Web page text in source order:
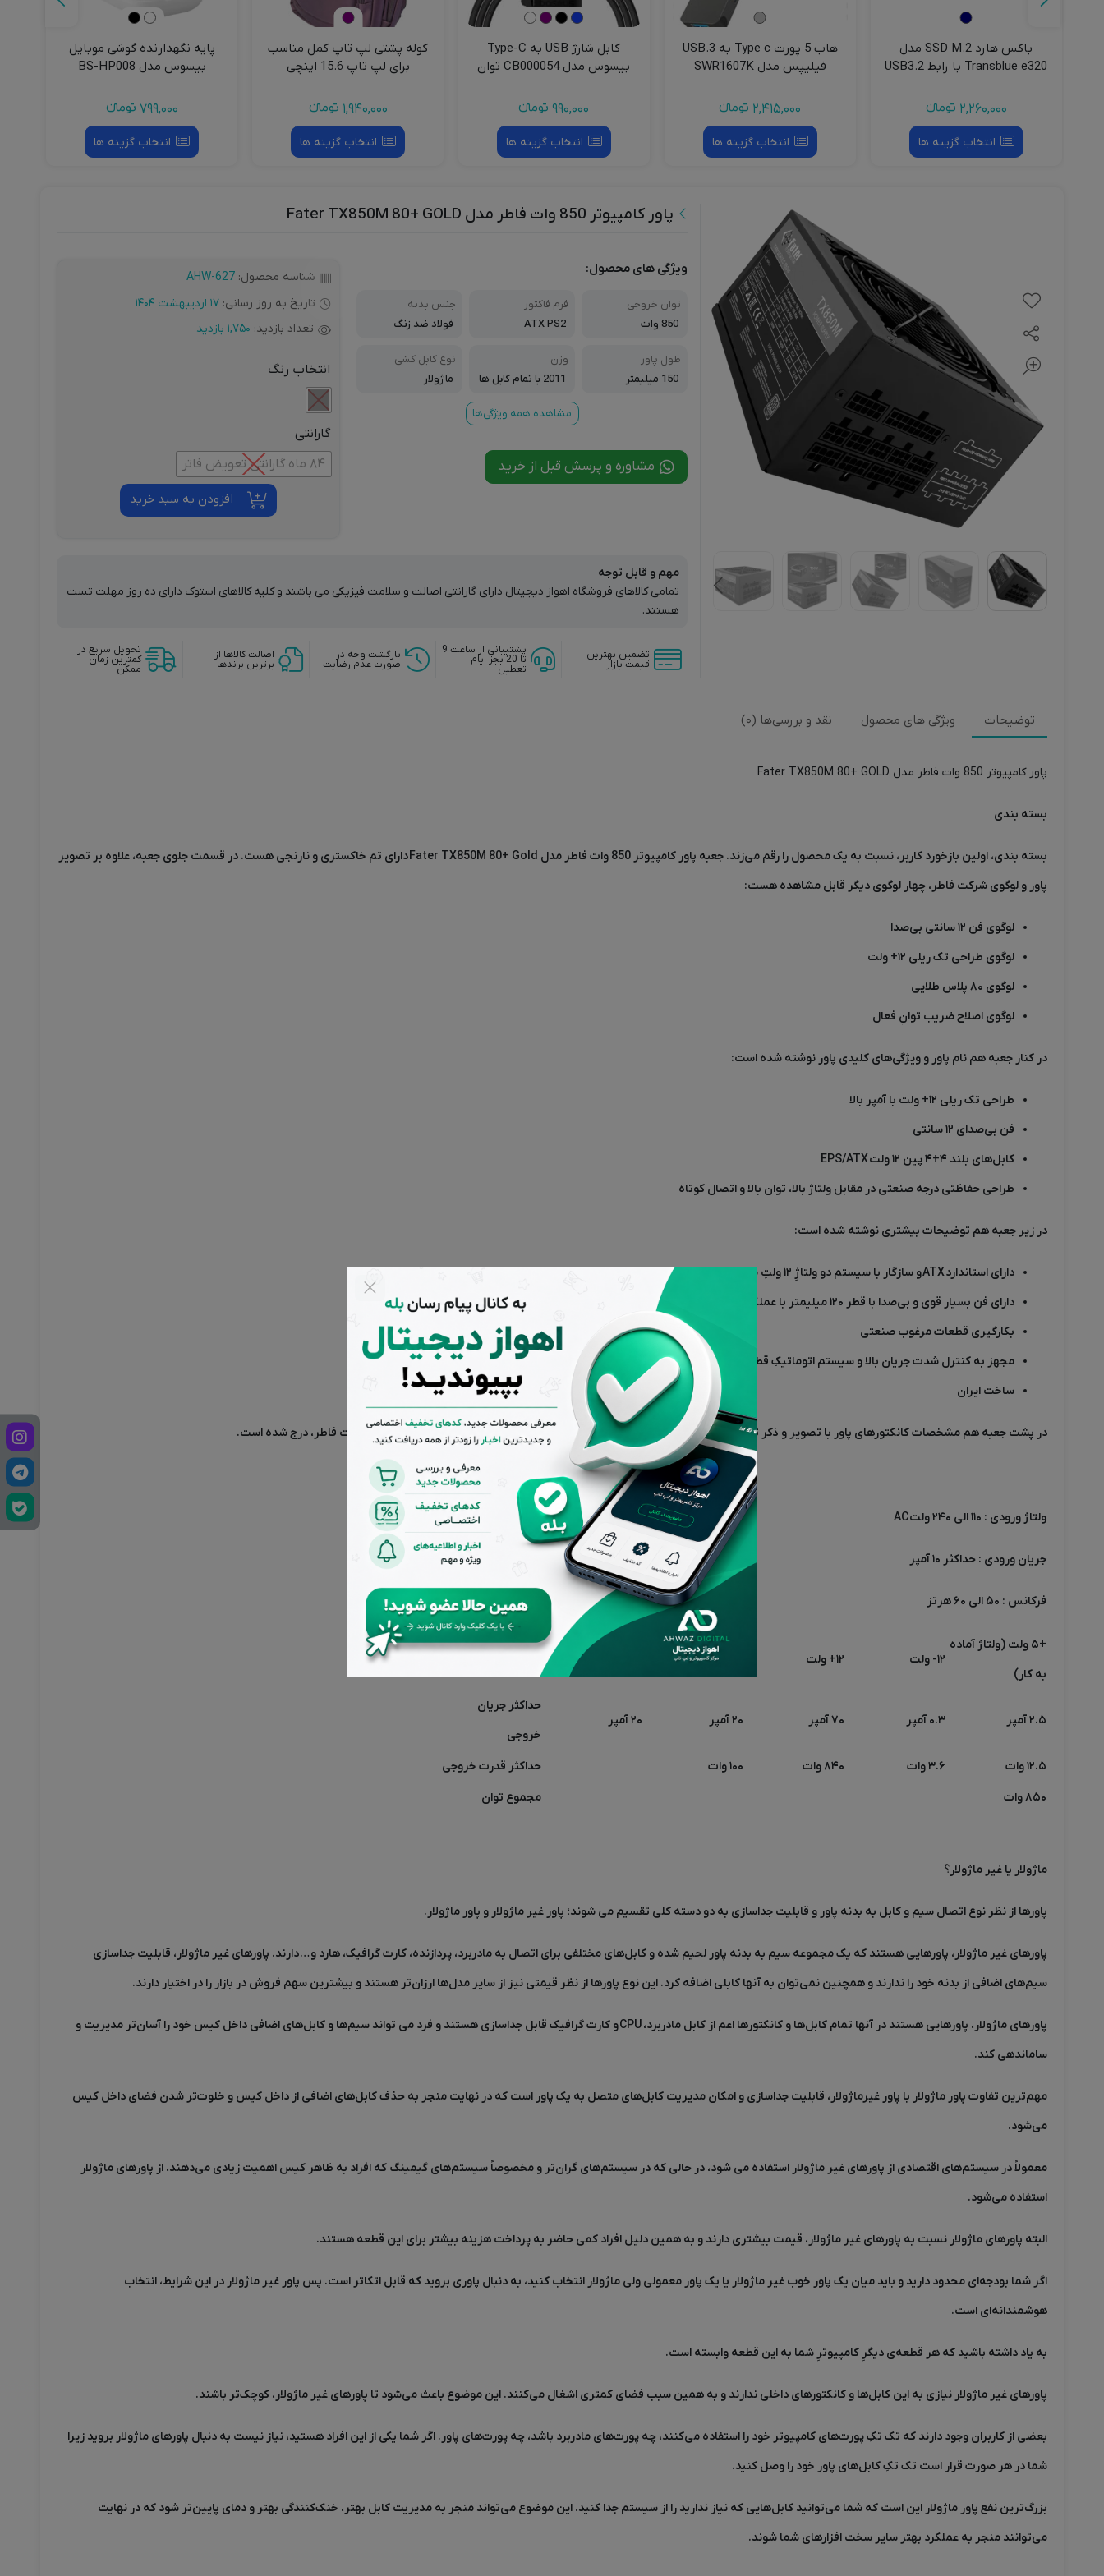
باکس هارد SSD M.2 مدل
Transblue e320 با رابط USB3.2
2,260,000 تومانءء
انتخاب گزینه ها
هاب 5 پورت Type c به USB.3
فیلیپس مدل SWR1607K
2,415,000 تومانءء
انتخاب گزینه ها
کابل شارژ USB به Type-C
بیسوس مدل CB000054 توان
990,000 تومانءء
انتخاب گزینه ها
کوله پشتی لپ تاپ کمل مناسب
برای لپ تاپ 15.6 اینچی
1,940,000 تومانءء
انتخاب گزینه ها
پایه نگهدارنده گوشی موبایل
بیسوس مدل BS-HP008
799,000 تومانءء
انتخاب گزینه ها
پاور کامپیوتر 850 وات فاطر مدل Fater TX850M 80+ GOLD
ویژگی های محصول:
توان خروجی
850 وات
فرم فاکتور
ATX PS2
جنس بدنه
فولاد ضد زنگ
طول پاور
150 میلیمتر
وزن
2011 با تمام کابل ها
نوع کابل کشی
ماژولار
مشاهده همه ویژگی‌ها
مشاوره و پرسش قبل از خرید
شناسه محصول: AHW-627
تاریخ به روز رسانی: 17 اردیبهشت 1404
تعداد بازدید: 1,750 بازدید
انتخاب رنگ
گارانتی
84 ماه گارانتی تعویض فاتر
افزودن به سبد خرید
مهم و قابل توجه
تمامی کالاهای فروشگاه اهواز دیجیتال دارای گارانتی اصالت و سلامت فیزیکی می باشند و کلیه کالاهای استوک دارای ده روز مهلت تست
هستند.
تضمین بهترین
قیمت بازار
پشتیبانی از ساعت 9
تا 20 بجز ایام
تعطیل
بازگشت وجه در
صورت عدم رضایت
اصالت کالاها از
برترین برندها
تحویل سریع در
کمترین زمان
ممکن
توضیحات ویژگی های محصول نقد و بررسی‌ها (0)
پاور کامپیوتر 850 وات فاطر مدل Fater TX850M 80+ GOLD
بسته بندی
بسته بندی، اولین بازخورد کاربر، نسبت به یک محصول را رقم می‌زند. جعبه پاور کامپیوتر 850 وات فاطر مدل Fater TX850M 80+ Gold
دارای تم خاکستری و نارنجی هست. در قسمت جلوی جعبه، علاوه بر تصویر
پاور و لوگوی شرکت فاطر، چهار لوگوی دیگر قابل مشاهده هست:
لوگوی فن ۱۲ سانتی بی‌صدا
لوگوی طراحی تک ریلی ۱۲+ ولت
لوگوی ۸۰ پلاس طلایی
لوگوی اصلاح ضریب توانِ فعال
در کنار جعبه هم نام پاور و ویژگی‌های کلیدی پاور نوشته شده است:
طراحی تک ریلی ۱۲+ ولت با آمپر بالا
فن بی‌صدای ۱۲ سانتی
کابل‌های بلند ۴+۴ پین ۱۲ ولت
EPS/ATX
طراحی حفاظتی درجه صنعتی در مقابل ولتاژ بالا، توان بالا و اتصال کوتاه
در زیر جعبه هم توضیحات بیشتری نوشته شده است:
دارای استانداردATXو سازگار با سیستم دو ولتاژِ ۱۲ ولتِ مثبتِ کنترل شده
دارای فن بسیار قوی و بی‌صدا با قطر ۱۲۰ میلیمتر با عملکرد خنک کنندگی عالی
بکارگیری قطعات مرغوب صنعتی
مجهز به کنترل شدت جریان بالا و سیستم اتوماتیکِ قطع ولتاژ در اثر جریان غیر استاندارد
ساخت ایران
در پشت جعبه هم مشخصات کانکتورهای پاور با تصویر و ذکر تعداد، جدول مشخصات ولتاژ و جریان، استانداردها و گواهی‌های پاور و آدرس سایت شرکت فاطر، درج شده است.
ولتاژ ورودی : ۱۱۰ الی ۲۴۰ ولت AC
جریان ورودی : حداکثر ۱۰ آمپر
فرکانس : ۵۰ الی ۶۰ هرتز
+۵ ولت (ولتاژ آماده
به کار)
۱۲- ولت ۱۲+ ولت
۲.۵ آمپر ۰.۳ آمپر ۷۰ آمپر ۲۰ آمپر ۲۰ آمپر
حداکثر جریان
خروجی
۱۲.۵ وات
۳.۶ وات ۸۴۰ وات ۱۰۰ وات
حداکثر قدرت خروجی
۸۵۰ وات
مجموع توان
ماژولار یا غیر ماژولار؟
پاورها از نظر نوع اتصال سیم و کابل به بدنه پاور و قابلیت جداسازی به دو دسته کلی تقسیم می شوند؛ پاور غیر ماژولار و پاور ماژولار .
پاورهای غیر ماژولار، پاورهایی هستند که یک مجموعه سیم به بدنه پاور لحیم شده و کابل‌های مختلفی برای اتصال به مادربرد، پردازنده، کارت گرافیک، هارد و…دارند. پاورهای غیر ماژولار، قابلیت جداسازی
سیم‌های اضافی از بدنه خود را ندارند و همچنین نمی‌توان به آنها کابلی اضافه کرد. این نوع پاورها از نظر قیمتی نیز از سایر مدل‌ها ارزان‌تر هستند و بیشترین سهم فروش در بازار را در اختیار دارند.
پاورهای ماژولار، پاورهایی هستند در آنها تمام کابل‌ها و کانکتورها اعم از کابل مادربرد،CPUو کارت گرافیک قابل جداسازی هستند و فرد می تواند سیم‌ها و کابل‌های اضافی داخل کیس خود را آسان‌تر مدیریت و
ساماندهی کند.
مهم‌ترین تفاوت پاور ماژولار با پاور غیر‌ماژولار، قابلیت جداسازی و امکان مدیریت کابل‌های متصل به یک پاور است که در نهایت منجر به حذف کابل‌های اضافی از داخل کیس و خلوت‌تر شدن فضای داخل کیس
می‌شود.
معمولاً در سیستم‌های اقتصادی از پاورهای غیر ماژولار استفاده می شود، در حالی که در سیستم‌های گران‌تر و مخصوصاً سیستم‌های گیمینگ که افراد به ظاهر کیس اهمیت زیادی می‌دهند، از پاورهای ماژولار
استفاده می‌شود.
البته پاورهای ماژولار نسبت به پاورهای غیر ماژولار، قیمت بیشتری دارند و به همین دلیل افراد کمی حاضر به پرداخت هزینه بیشتر برای این قطعه هستند.
اگر شما بودجه‌ای محدود دارید و باید میان یک پاور خوب غیر ماژولار یا یک پاور معمولی ولی ماژولار انتخاب کنید، به دنبال پاوری بروید که قابل اتکاتر است. پس پاور غیر ماژولار در این شرایط، انتخاب
هوشمندانه‌ای است.
به یاد داشته باشید که هر قطعه‌ی دیگرِ کامپیوترِ شما به این قطعه وابسته است.
پاورهای غیر ماژولار نیازی به این کابل‌ها و کانکتورهای داخلی ندارند و به همین سبب فضای کمتری اشغال می‌کنند. این موضوع باعث می‌شود تا پاورهای غیر ماژولار، کوچک‌تر باشند.
بعضی از کاربران وجود دارند که تک تکِ پورت‌های کامپیوتر خود را استفاده می‌کنند، چه پورت‌های مادربرد باشد، چه پورت‌های پاور. اگر شما یکی از این افراد هستید، نیاز نیست به دنبال پاورهای ماژولار بروید زیرا
شما در هر صورت قرار است تک تکِ کابل‌های پاور خود را وصل کنید.
بزرگ‌ترین نفع پاور ماژولار این است که شما می‌توانید کابل‌هایی که نیاز ندارید را از سیستم جدا کنید. این موضوع می‌تواند منجر به مدیریت کابل بهتر، خنک‌کنندگی بهتر و دمای پایین‌تر شود که در نهایت
می‌توانند منجر به عملکرد بهتر سایر سخت افزارهای شما شوند.